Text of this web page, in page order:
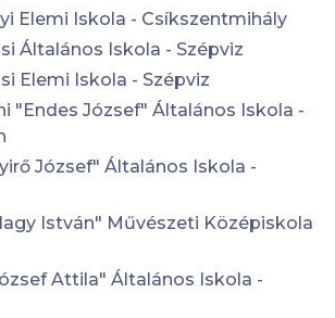
Elemi Iskola - Csíkszentmihály
Általános Iskola - Szépviz
Elemi Iskola - Szépviz
"Endes József" Általános Iskola -
József" Általános Iskola -
István" Művészeti Középiskola
Attila" Általános Iskola -